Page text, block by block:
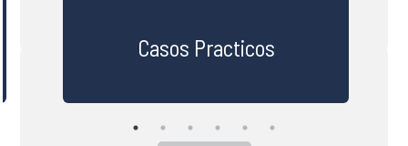
Casos Practicos